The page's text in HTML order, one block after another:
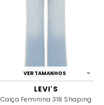
VER TAMANHOS
LEVI'S
Calça Feminina 318 Shaping